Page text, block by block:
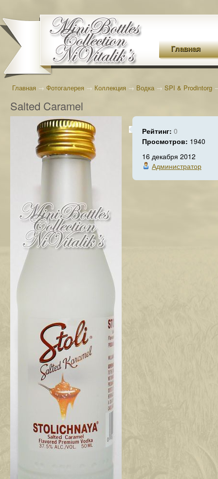
Главная
Главная → Фотогалерея → Коллекция → Водка→ SPI & Prodintorg
Salted Caramel
Рейтинг: 0
Просмотров: 1940
16 декабря 2012
Администратор